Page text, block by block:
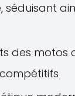
des motos
compétitifs